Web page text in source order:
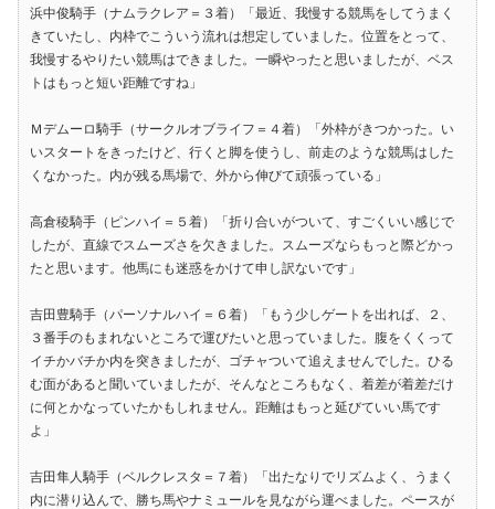
浜中俊騎手（ナムラクレア＝３着）「最近、我慢する競馬をしてうまく
きていたし、内枠でこういう流れは想定していました。位置をとって、
我慢するやりたい競馬はできました。一瞬やったと思いましたが、ベス
トはもっと短い距離ですね」
Ｍデムーロ騎手（サークルオブライフ＝４着）「外枠がきつかった。い
いスタートをきったけど、行くと脚を使うし、前走のような競馬はした
くなかった。内が残る馬場で、外から伸びて頑張っている」
高倉稜騎手（ピンハイ＝５着）「折り合いがついて、すごくいい感じで
したが、直線でスムーズさを欠きました。スムーズならもっと際どかっ
たと思います。他馬にも迷惑をかけて申し訳ないです」
吉田豊騎手（パーソナルハイ＝６着）「もう少しゲートを出れば、２、
３番手のもまれないところで運びたいと思っていました。腹をくくって
イチかバチか内を突きましたが、ゴチャついて追えませんでした。ひる
む面があると聞いていましたが、そんなところもなく、着差が着差だけ
に何とかなっていたかもしれません。距離はもっと延びていい馬です
よ」
吉田隼人騎手（ベルクレスタ＝７着）「出たなりでリズムよく、うまく
内に潜り込んで、勝ち馬やナミュールを見ながら運べました。ペースが